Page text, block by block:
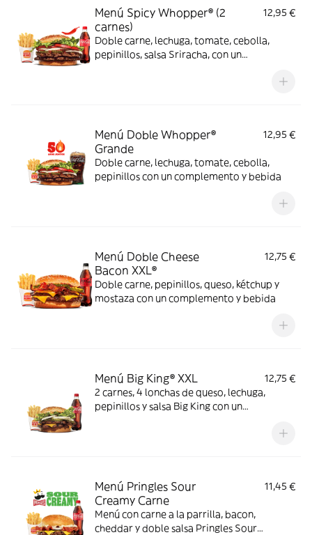
Menú Spicy Whopper® (2
carnes)
12,95 €
Doble carne, lechuga, tomate, cebolla,
pepinillos, salsa Sriracha, con un
Menú Doble Whopper®
Grande
12,95 €
Doble carne, lechuga, tomate, cebolla,
pepinillos con un complemento y bebida
Menú Doble Cheese
Bacon XXL®
12,75 €
Doble carne, pepinillos, queso, kétchup y
mostaza con un complemento y bebida
Menú Big King® XXL
12,75 €
2 carnes, 4 lonchas de queso, lechuga,
pepinillos y salsa Big King con un
Menú Pringles Sour
Creamy Carne
11,45 €
Menú con carne a la parrilla, bacon,
cheddar y doble salsa Pringles Sour